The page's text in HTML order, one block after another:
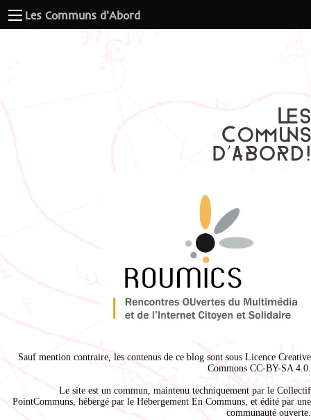
Les Communs d'Abord
Sauf mention contraire, les contenus de ce blog sont sous Licence Creative
Commons CC-BY-SA 4.0.
Le site est un commun, maintenu techniquement par le Collectif
PointCommuns, hébergé par le Hébergement En Communs, et édité par une
communauté ouverte.